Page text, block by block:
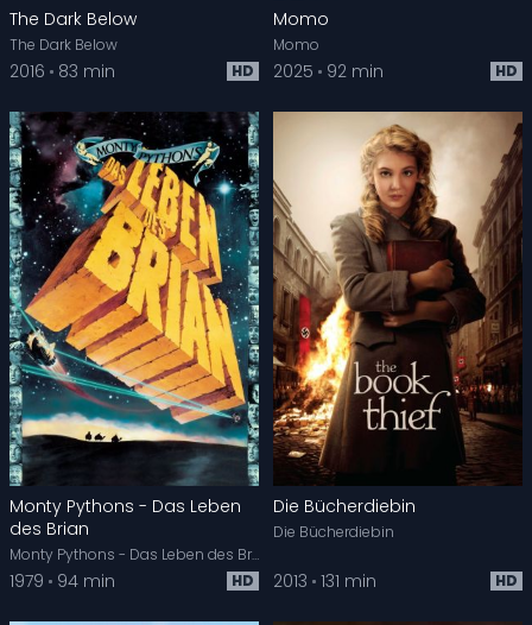
The Dark Below
The Dark Below
2016 83 min HD
Momo
Momo
2025 92 min HD
Monty Pythons - Das Leben
des Brian
Monty Pythons - Das Leben des Brian
1979 94 min HD
Die Bücherdiebin
Die Bücherdiebin
2013 131 min HD